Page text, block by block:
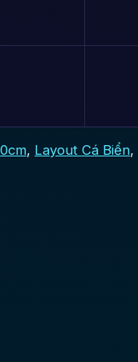
, Layout Cá Biển,